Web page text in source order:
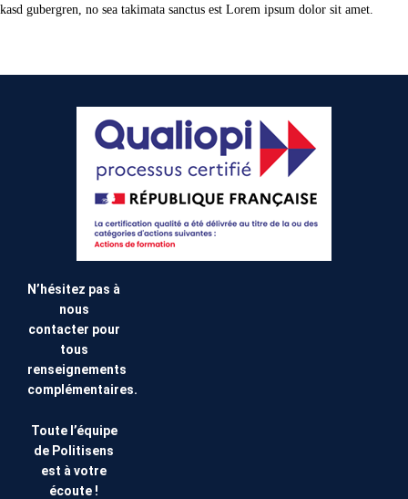
kasd gubergren, no sea takimata sanctus est Lorem ipsum dolor sit amet.
N’hésitez pas à
nous
contacter pour
tous
renseignements
complémentaires.
Toute l’équipe
de Politisens
est à votre
écoute !